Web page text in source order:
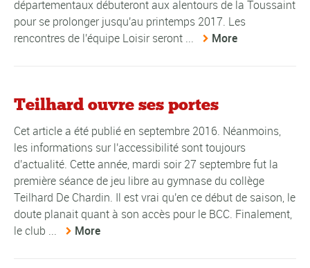
départementaux débuteront aux alentours de la Toussaint
pour se prolonger jusqu'au printemps 2017. Les
rencontres de l'équipe Loisir seront ...
More
Teilhard ouvre ses portes
Cet article a été publié en septembre 2016. Néanmoins,
les informations sur l'accessibilité sont toujours
d'actualité. Cette année, mardi soir 27 septembre fut la
première séance de jeu libre au gymnase du collège
Teilhard De Chardin. Il est vrai qu'en ce début de saison, le
doute planait quant à son accès pour le BCC. Finalement,
le club ...
More